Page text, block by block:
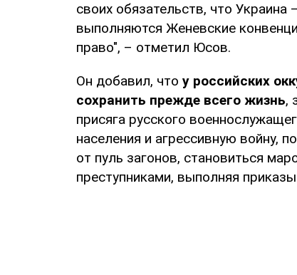
своих обязательств, что Украина
выполняются Женевские
право", – отметил Юсов.
Он добавил, что у российских
сохранить прежде всего жизнь,
присяга русского
населения и агрессивную войну,
от пуль загонов, становиться
преступниками, выполняя